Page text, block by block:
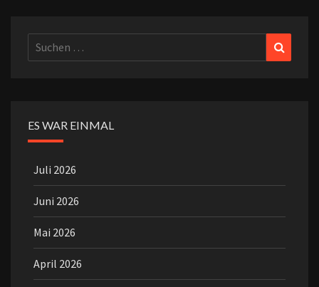
Suchen
nach:
ES WAR EINMAL
Juli 2026
Juni 2026
Mai 2026
April 2026